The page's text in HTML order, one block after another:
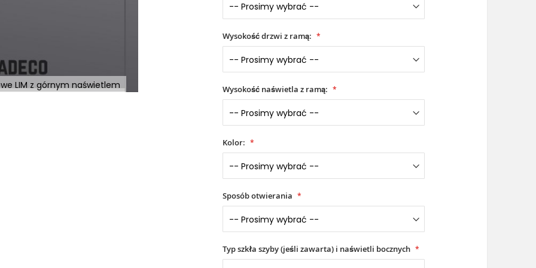
LIM z górnym naświetlem
Wysokość drzwi z ramą:
Wysokość naświetla z ramą:
Kolor:
Sposób otwierania
Typ szkła szyby (jeśli zawarta) i naświetli bocznych